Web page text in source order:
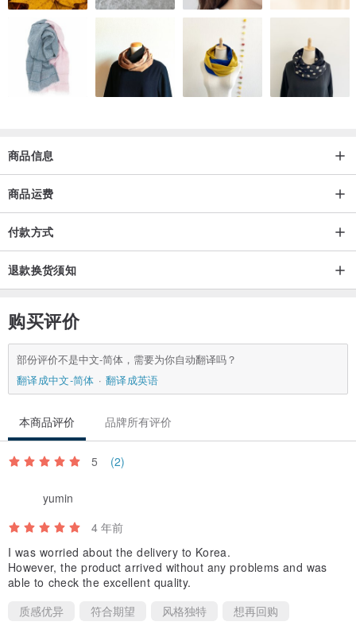
商品信息
商品运费
付款方式
退款换货须知
购买评价
部份评价不是中文-简体，需要为你自动翻译吗？
翻译成中文-简体
翻译成英语
本商品评价 品牌所有评价
5 (2)
yumin
4 年前
I was worried about the delivery to Korea.
However, the product arrived without any problems and was
able to check the excellent quality.
质感优异
符合期望 风格独特 想再回购